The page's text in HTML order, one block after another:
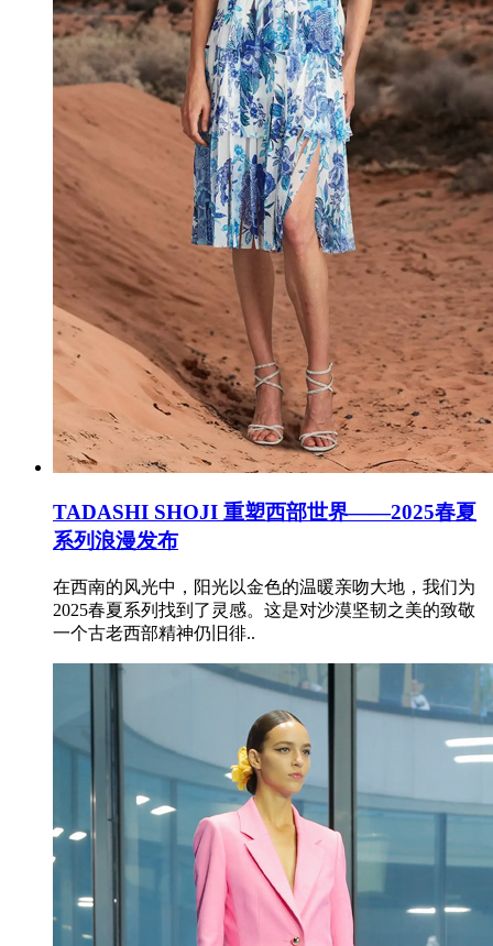
TADASHI SHOJI 重塑西部世界——2025春夏
系列浪漫发布
在西南的风光中，阳光以金色的温暖亲吻大地，我们为
2025春夏系列找到了灵感。这是对沙漠坚韧之美的致敬
一个古老西部精神仍旧徘..